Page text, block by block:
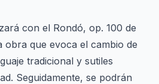
con el Rondó, op. 100 de
obra que evoca el cambio de
tradicional y sutiles
Seguidamente, se podrán